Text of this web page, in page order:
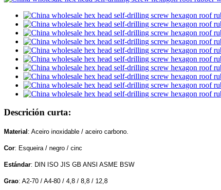
Descrición curta:
Material : Aceiro inoxidable / aceiro carbono.
Cor: Esqueira / negro / cinc
Estándar: DIN ISO JIS GB ANSI ASME BSW
Grao: A2-70 / A4-80 / 4,8 / 8,8 / 12,8